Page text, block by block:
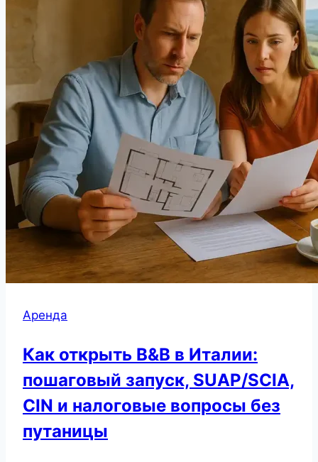
Аренда
Как открыть B&B в Италии:
пошаговый запуск, SUAP/SCIA,
CIN и налоговые вопросы без
путаницы